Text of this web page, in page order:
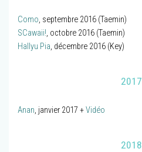
Como, septembre 2016 (Taemin)
SCawaii!, octobre 2016 (Taemin)
Hallyu Pia, décembre 2016 (Key)
2017
Anan, janvier 2017 +Vidéo
2018